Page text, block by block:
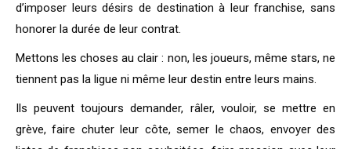
d’imposer leurs désirs de destination à leur franchise, sans
honorer la durée de leur contrat.
Mettons les choses au clair : non, les joueurs, même stars, ne
tiennent pas la ligue ni même leur destin entre leurs mains.
Ils peuvent toujours demander, râler, vouloir, se mettre en
grève, faire chuter leur côte, semer le chaos, envoyer des